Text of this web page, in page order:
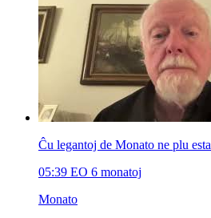
Ĉu legantoj de Monato ne plu
05:39 EO 6 monatoj
Monato